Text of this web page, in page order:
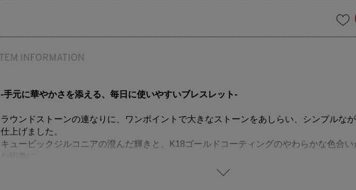
-手元に華やかさを添える、毎日に使いやすいブレスレット-
ラウンドストーンの連なりに、ワンポイントで大きなストーンをあしらい、シンプルな
仕上げました。
キュービックジルコニアの澄んだ輝きと、K18ゴールドコーティングのやわらかな色合
な印象に。
華奢なブレスレットとの重ね着けや、同シリーズのネックレスとのコーディネートもおす